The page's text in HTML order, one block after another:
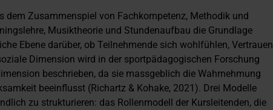
dem Zusammenspiel von Fachkompetenz, Methodik und
Musiktheorie und Stundenaufbau die Grundlage
Ebene darüber, ob Teilnehmende sich wohlfühlen, Vertrauen
Dimension wird in der sportpädagogischen Forschung
beschrieben, da sie massgeblich die Wahrnehmung
beeinflusst (Richartz & Kohake, 2021). Drei Modelle
zu strukturieren: das Rollenmodell der Kursleitenden, die